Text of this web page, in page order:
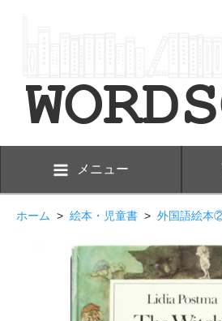
メニュー
ホーム > 絵本・児童書 > 外国語絵本